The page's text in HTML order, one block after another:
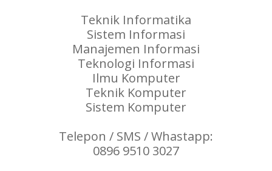
Teknik Informatika
Sistem Informasi
Manajemen Informasi
Teknologi Informasi
Ilmu Komputer
Teknik Komputer
Sistem Komputer
Telepon / SMS / Whastapp:
0896 9510 3027